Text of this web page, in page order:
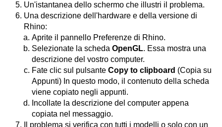
Un'istantanea dello schermo che illustri il problema.
Una descrizione dell'hardware e della versione di
Rhino:
Aprite il pannello Preferenze di Rhino.
Selezionate la scheda OpenGL. Essa mostra una
descrizione del vostro computer.
Fate clic sul pulsante Copy to clipboard (Copia su
Appunti) In questo modo, il contenuto della scheda
viene copiato negli appunti.
Incollate la descrizione del computer appena
copiata nel messaggio.
Il problema si verifica con tutti i modelli o solo con un